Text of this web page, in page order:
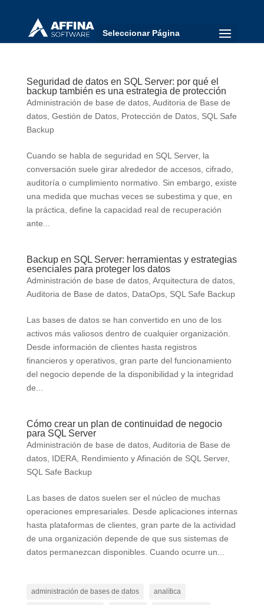
Seleccionar Página
Seguridad de datos en SQL Server: por qué el
backup también es una estrategia de protección
Administración de base de datos, Auditoria de Base de
datos, Gestión de Datos, Protección de Datos, SQL Safe
Backup
Cuando se habla de seguridad en SQL Server, la
conversación suele girar alrededor de accesos, cifrado,
auditoría o cumplimiento normativo. Sin embargo, existe
una medida que muchas veces se subestima y que, en
la práctica, define la capacidad real de recuperación
ante...
Backup en SQL Server: herramientas y estrategias
esenciales para proteger los datos
Administración de base de datos, Arquitectura de datos,
Auditoria de Base de datos, DataOps, SQL Safe Backup
Las bases de datos se han convertido en uno de los
activos más valiosos dentro de cualquier organización.
Desde información de clientes hasta registros
financieros y operativos, gran parte del funcionamiento
del negocio depende de la disponibilidad y la integridad
de...
Cómo crear un plan de continuidad de negocio
para SQL Server
Administración de base de datos, Auditoria de Base de
datos, IDERA, Rendimiento y Afinación de SQL Server,
SQL Safe Backup
Las bases de datos suelen ser el núcleo de muchas
operaciones empresariales. Desde aplicaciones internas
hasta plataformas de clientes, gran parte de la actividad
de una organización depende de que sus sistemas de
datos permanezcan disponibles. Cuando ocurre un...
administración de bases de datos analítica